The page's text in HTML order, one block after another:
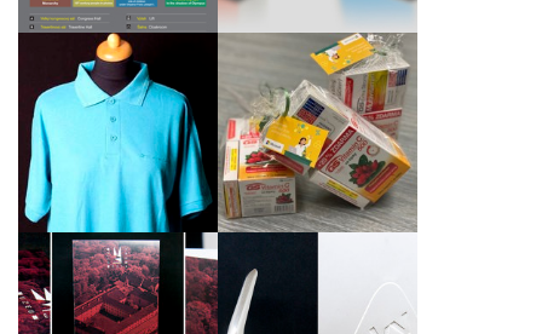
Polokošile Windows
Azure pro Microsoft
Slovakia
Dárkový balíček plný
zdraví
Návrh grafiky a
Kulaté reliéfní razítko